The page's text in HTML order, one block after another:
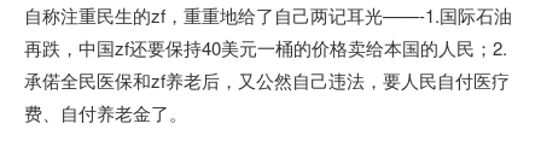
自称注重民生的zf，重重地给了自己两记耳光——-1.国际石油
再跌，中国zf还要保持40美元一桶的价格卖给本国的人民；2.
承偌全民医保和zf养老后，又公然自己违法，要人民自付医疗
费、自付养老金了。